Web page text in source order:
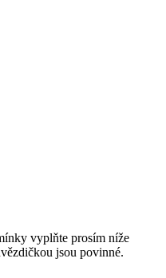
vyplňte prosím níže
jsou povinné.